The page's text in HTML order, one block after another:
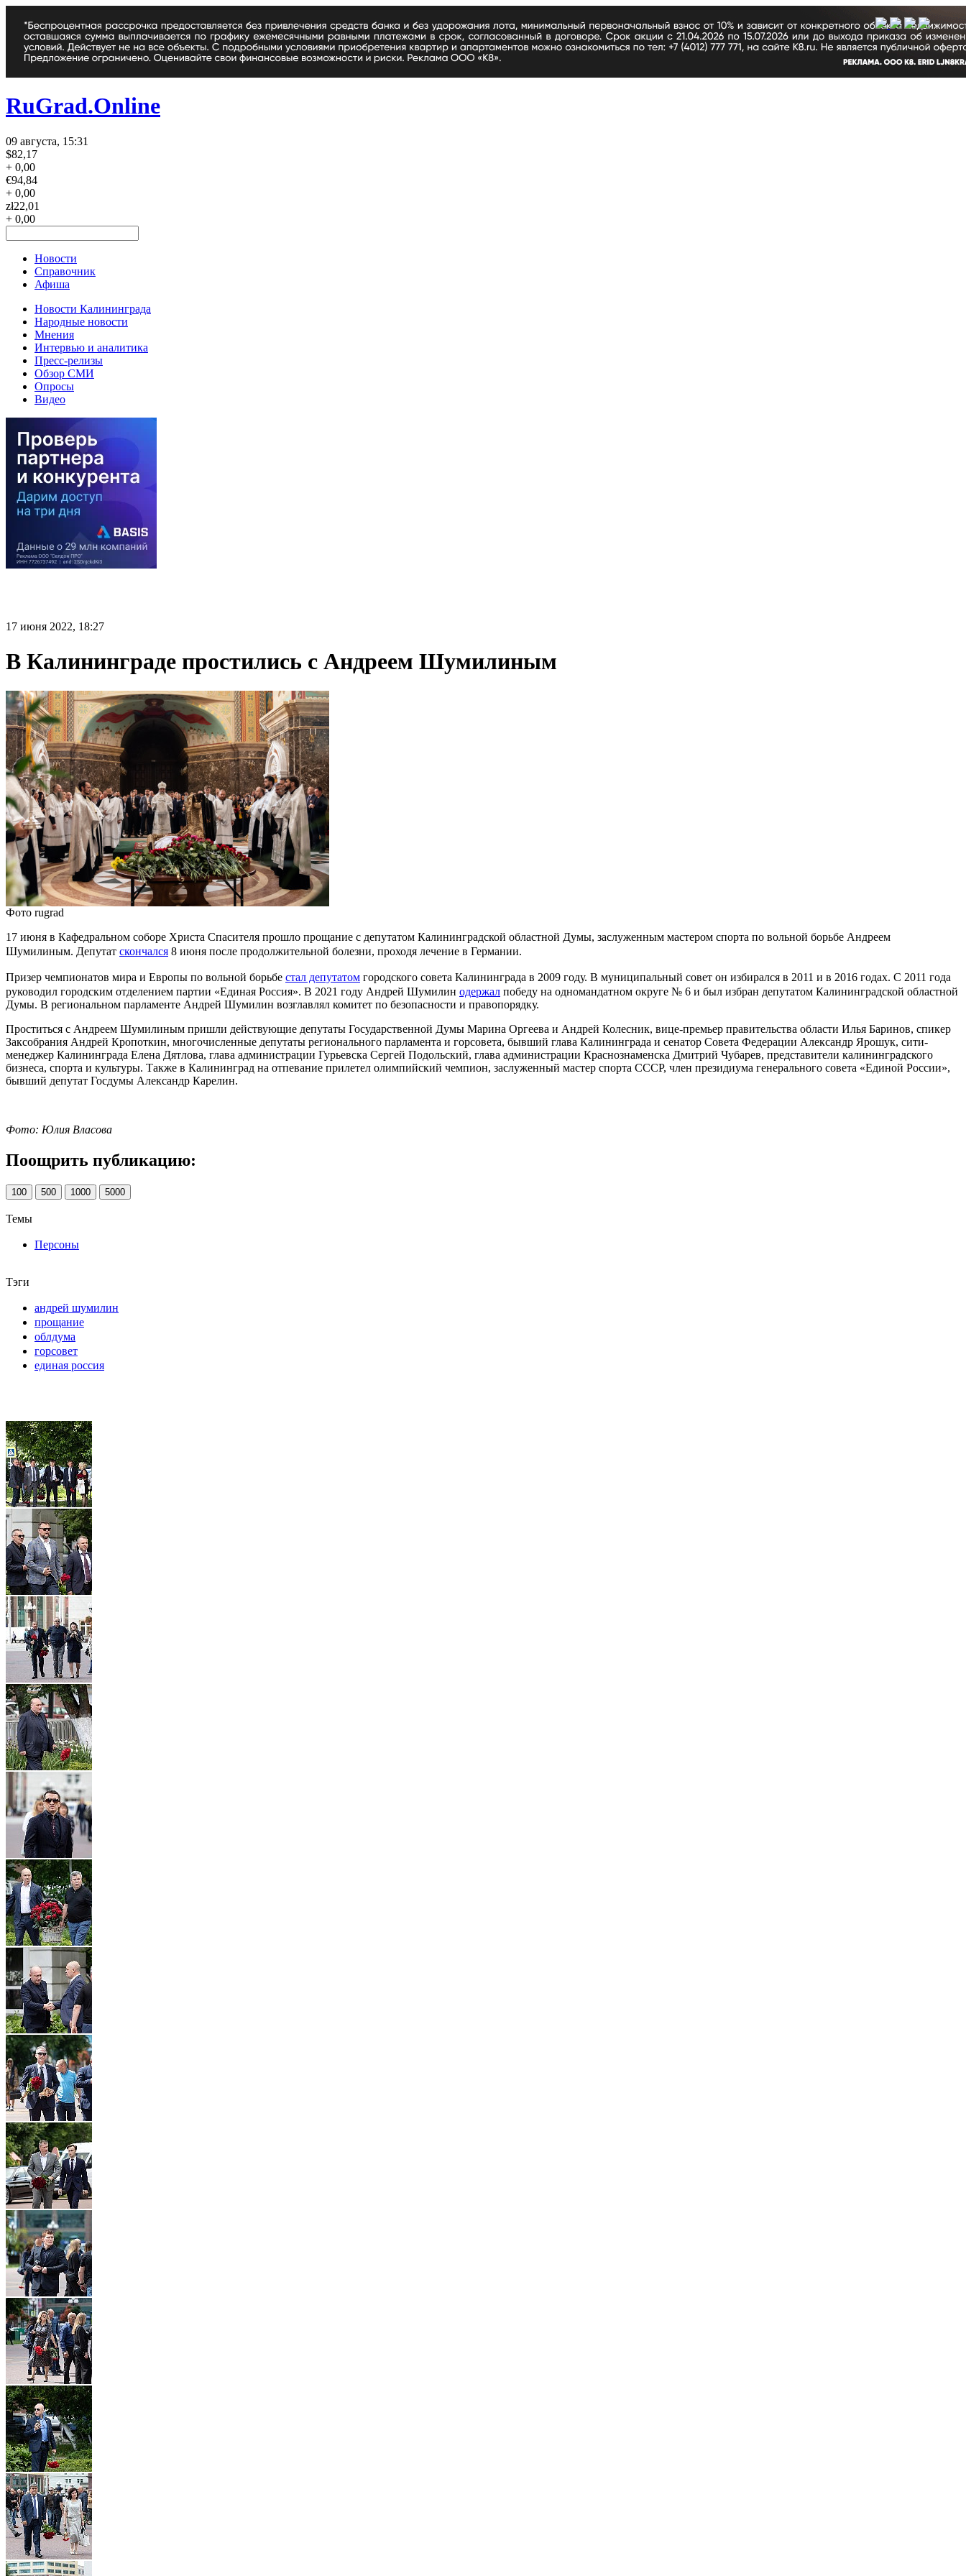
RuGrad.Online
09 августа, 15:31
$82,17
+ 0,00
€94,84
+ 0,00
zł22,01
+ 0,00
Новости
Справочник
Афиша
Новости Калининграда
Народные новости
Мнения
Интервью и аналитика
Пресс-релизы
Обзор СМИ
Опросы
Видео
17 июня 2022, 18:27
В Калининграде простились с Андреем Шумилиным
Фото rugrad
17 июня в Кафедральном соборе Христа Спасителя прошло прощание с депутатом Калининградской областной Думы, заслуженным мастером спорта по вольной борьбе Андреем
Шумилиным. Депутат скончался 8 июня после продолжительной болезни, проходя лечение в Германии.
Призер чемпионатов мира и Европы по вольной борьбе стал депутатом городского совета Калининграда в 2009 году. В муниципальный совет он избирался в 2011 и в 2016 годах. С 2011 года
руководил городским отделением партии «Единая Россия». В 2021 году Андрей Шумилин одержал победу на одномандатном округе № 6 и был избран депутатом Калининградской областной
Думы. В региональном парламенте Андрей Шумилин возглавлял комитет по безопасности и правопорядку.
Проститься с Андреем Шумилиным пришли действующие депутаты Государственной Думы Марина Оргеева и Андрей Колесник, вице-премьер правительства области Илья Баринов, спикер
Заксобрания Андрей Кропоткин, многочисленные депутаты регионального парламента и горсовета, бывший глава Калининграда и сенатор Совета Федерации Александр Ярошук, сити-
менеджер Калининграда Елена Дятлова, глава администрации Гурьевска Сергей Подольский, глава администрации Краснознаменска Дмитрий Чубарев, представители калининградского
бизнеса, спорта и культуры. Также в Калининград на отпевание прилетел олимпийский чемпион, заслуженный мастер спорта СССР, член президиума генерального совета «Единой России»,
бывший депутат Госдумы Александр Карелин.
Фото: Юлия Власова
Поощрить публикацию:
100 500 1000 5000
Темы
Персоны
Тэги
андрей шумилин
прощание
облдума
горсовет
единая россия